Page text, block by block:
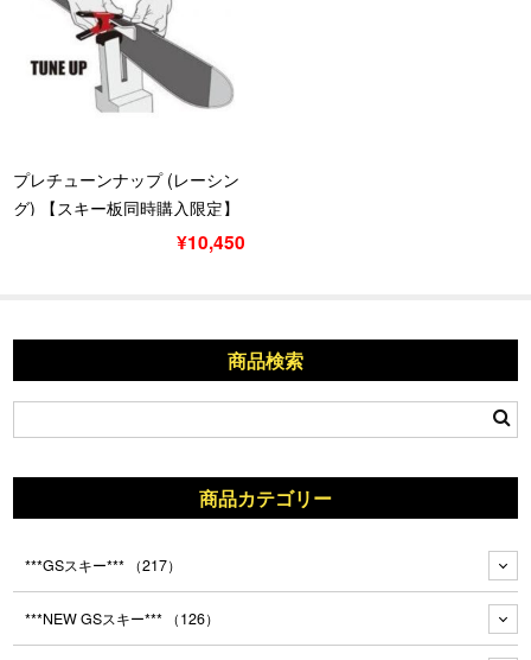
プレチューンナップ (レーシン
グ) 【スキー板同時購入限定】
¥10,450
商品検索
商品カテゴリー
***GSスキー*** （217）
***NEW GSスキー*** （126）